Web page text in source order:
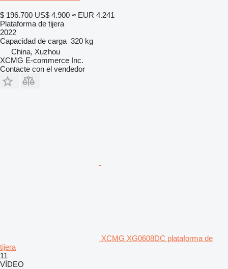
$ 196.700 US$ 4.900 ≈ EUR 4.241
Plataforma de tijera
2022
Capacidad de carga 320 kg
China, Xuzhou
XCMG E-commerce Inc.
Contacte con el vendedor
XCMG XG0608DC plataforma de
tijera
11
VÍDEO